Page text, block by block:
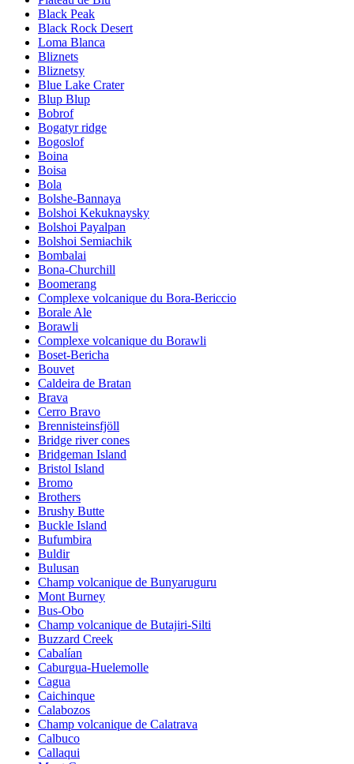
Black Peak
Black Rock Desert
Loma Blanca
Bliznets
Bliznetsy
Blue Lake Crater
Blup Blup
Bobrof
Bogatyr ridge
Bogoslof
Boina
Boisa
Bola
Bolshe-Bannaya
Bolshoi Kekuknaysky
Bolshoi Payalpan
Bolshoi Semiachik
Bombalai
Bona-Churchill
Boomerang
Complexe volcanique du Bora-Bericcio
Borale Ale
Borawli
Complexe volcanique du Borawli
Boset-Bericha
Bouvet
Caldeira de Bratan
Brava
Cerro Bravo
Brennisteinsfjöll
Bridge river cones
Bridgeman Island
Bristol Island
Bromo
Brothers
Brushy Butte
Buckle Island
Bufumbira
Buldir
Bulusan
Champ volcanique de Bunyaruguru
Mont Burney
Bus-Obo
Champ volcanique de Butajiri-Silti
Buzzard Creek
Cabalían
Caburgua-Huelemolle
Cagua
Caichinque
Calabozos
Champ volcanique de Calatrava
Calbuco
Callaqui